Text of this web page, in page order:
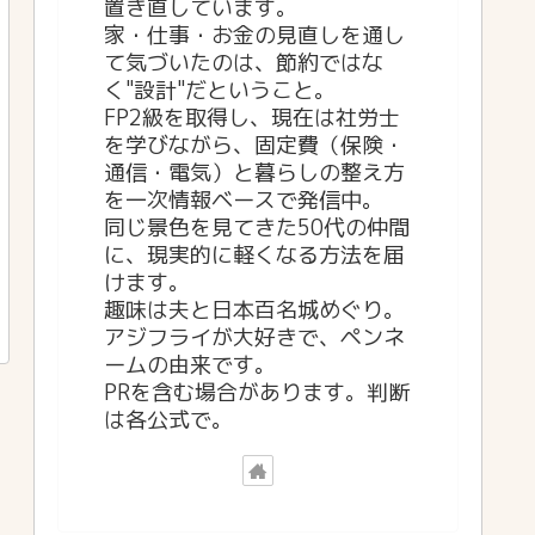
置き直しています。
家・仕事・お金の見直しを通し
て気づいたのは、節約ではな
く"設計"だということ。
FP2級を取得し、現在は社労士
を学びながら、固定費（保険・
通信・電気）と暮らしの整え方
を一次情報ベースで発信中。
同じ景色を見てきた50代の仲間
に、現実的に軽くなる方法を届
けます。
趣味は夫と日本百名城めぐり。
アジフライが大好きで、ペンネ
ームの由来です。
PRを含む場合があります。判断
は各公式で。